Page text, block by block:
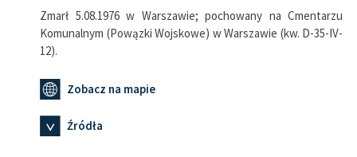
Zmarł 5.08.1976 w Warszawie; pochowany na Cmentarzu
Komunalnym (Powązki Wojskowe) w Warszawie (kw. D-35-IV-
12).
Zobacz na mapie
Źródła